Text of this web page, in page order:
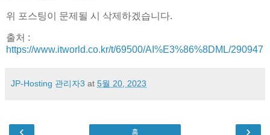
위 포스팅이 문제될 시 삭제하겠습니다.
출처 :
https://www.itworld.co.kr/t/69500/AI%E3%86%8DML/290947
JP-Hosting 관리자3 at 5월 20, 2023
‹ ›
홈